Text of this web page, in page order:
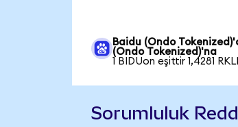
Baidu (Ondo
(Ondo Tokenized)'na
1 BIDUon eşittir 1,4281
Sorumluluk